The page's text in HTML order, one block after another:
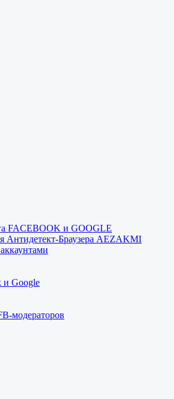
FACEBOOK и GOOGLE
Антидетект-Браузера AEZAKMI
и Google
модераторов